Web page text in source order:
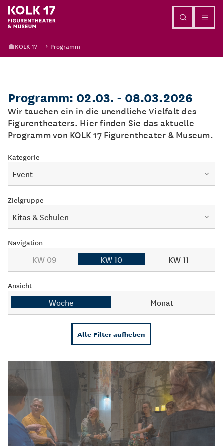
KOLK 17 Programm
Programm: 02.03. - 08.03.2026
Wir tauchen ein in die unendliche Vielfalt des
Figurentheaters. Hier finden Sie das aktuelle
Programm von KOLK 17 Figurentheater & Museum.
Kategorie
Event
Zielgruppe
Kitas & Schulen
Navigation
KW 09 KW 10 KW 11
Ansicht
Woche Monat
Alle Filter aufheben